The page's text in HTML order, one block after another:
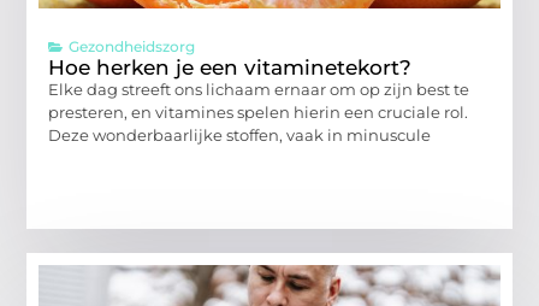
Gezondheidszorg
Hoe herken je een vitaminetekort?
Elke dag streeft ons lichaam ernaar om op zijn best te
presteren, en vitamines spelen hierin een cruciale rol.
Deze wonderbaarlijke stoffen, vaak in minuscule